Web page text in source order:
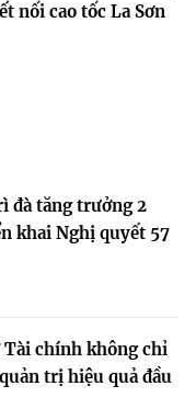
nối cao tốc La Sơn
đà tăng trưởng 2
khai Nghị quyết 57
Tài chính không chỉ
trị hiệu quả đầu